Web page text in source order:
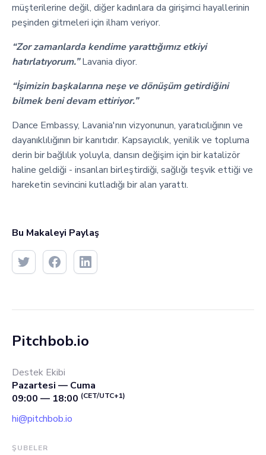
müşterilerine değil, diğer kadınlara da girişimci hayallerinin
peşinden gitmeleri için ilham veriyor.
“Zor zamanlarda kendime yarattığımız etkiyi
hatırlatıyorum.”Lavania diyor.
“İşimizin başkalarına neşe ve dönüşüm getirdiğini
bilmek beni devam ettiriyor.”
Dance Embassy, Lavania'nın vizyonunun, yaratıcılığının ve
dayanıklılığının bir kanıtıdır. Kapsayıcılık, yenilik ve topluma
derin bir bağlılık yoluyla, dansın değişim için bir katalizör
haline geldiği - insanları birleştirdiği, sağlığı teşvik ettiği ve
hareketin sevincini kutladığı bir alan yarattı.
Bu Makaleyi Paylaş
Pitchbob.io
Destek Ekibi
Pazartesi — Cuma
09:00 — 18:00 (CET/UTC+1)
hi@pitchbob.io
ŞUBELER